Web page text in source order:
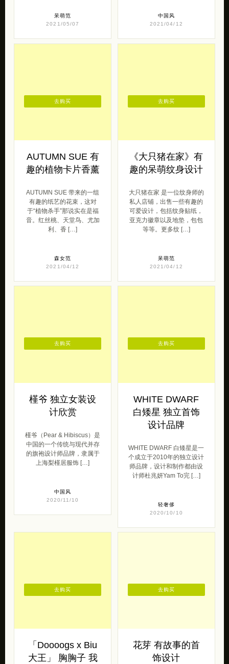
呆萌范
2021/05/07
中国风
2021/04/12
AUTUMN SUE 有
趣的植物卡片香薰
AUTUMN SUE 带来的一组
有趣的纸艺的花束，这对
于“植物杀手”那说实在是福
音。红丝桃、天堂鸟、尤加
利、香 […]
森女范
2021/04/12
去购买
《大只猪在家》有
趣的呆萌纹身设计
大只猪在家 是一位纹身师的
私人店铺，出售一些有趣的
可爱设计，包括纹身贴纸，
亚克力徽章以及地垫，包包
等等。更多纹 […]
呆萌范
2021/04/12
去购买
槿爷 独立女装设
计欣赏
槿爷（Pear & Hibiscus）是
中国的一个传统与现代并存
的旗袍设计师品牌，隶属于
上海梨槿居服饰 […]
中国风
2020/11/10
去购买
WHITE DWARF
白矮星 独立首饰
设计品牌
WHITE DWARF 白矮星是一
个成立于2010年的独立设计
师品牌，设计和制作都由设
计师杜兆妍Yam To完 […]
轻奢侈
2020/10/10
去购买
「Doooogs x Biu
大王」 胸胸子 我
去购买
花芽 有故事的首
饰设计
去购买